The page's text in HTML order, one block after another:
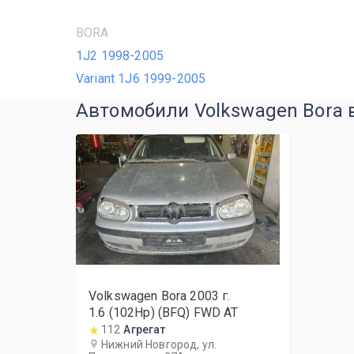
BORA
1J2 1998-2005
Variant 1J6 1999-2005
Автомобили Volkswagen Bora
Volkswagen Bora 2003 г.
1.6 (102Hp) (BFQ) FWD AT
112 Агрегат
Нижний Новгород, ул.